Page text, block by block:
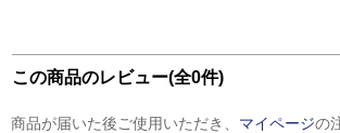
この商品のレビュー(全0件)
商品が届いた後ご使用いただき、 マイページの